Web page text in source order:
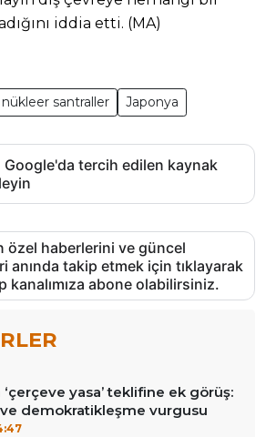
iddia etti. (MA)
santraller Japonya
Google'da tercih edilen kaynak
özel haberlerini ve güncel
anında takip etmek için tıklayarak
kanalımıza abone olabilirsiniz.
‘çerçeve yasa’ teklifine ek görüş:
demokratikleşme vurgusu